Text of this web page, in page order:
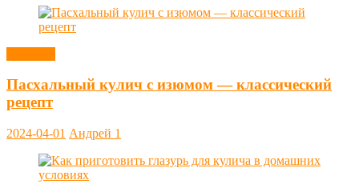
Пасхальный кулич с изюмом — классический
рецепт
2024-04-01 Андрей 1